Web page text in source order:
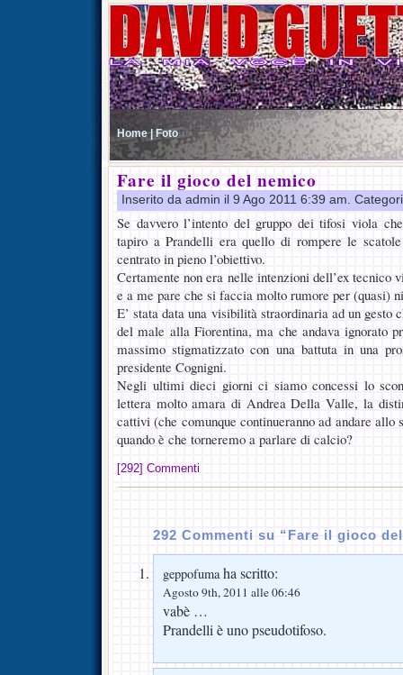
Home | Foto
Fare il gioco del nemico
Inserito da admin il 9 Ago 2011 6:39 am.
Se davvero l’intento del gruppo dei tifosi viola
tapiro a Prandelli era quello di rompere le
centrato in pieno l’obiettivo.
Certamente non era nelle intenzioni dell’ex tecnico
e a me pare che si faccia molto rumore per (quasi)
E’ stata data una visibilità straordinaria ad un gesto
del male alla Fiorentina, ma che andava ignorato
massimo stigmatizzato con una battuta in una
presidente Cognigni.
Negli ultimi dieci giorni ci siamo concessi lo
lettera molto amara di Andrea Della Valle, la
cattivi (che comunque continueranno ad andare allo
quando è che torneremo a parlare di calcio?
[292] Commenti
292 Commenti su “Fare il gioco
geppofumaha scritto:
Agosto 9th, 2011 alle 06:46
vabè …
Prandelli è uno pseudotifoso.